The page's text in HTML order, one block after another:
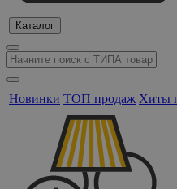
Каталог
Новинки ТОП продаж Хиты